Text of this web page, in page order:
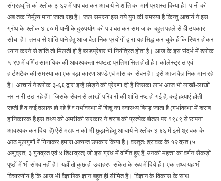
संग्रहवृत्ति को श्लोक ३-६२ में पाप बताकर आचार्य ने शांति का मार्ग प्रशस्त किया है। पानी को
अब तक निर्मूल्य माना जाता रहा है। जल समस्या इस नये युग की समस्या है किन्तु आचार्य ने इस
ग्रंथ के श्लोक ४-८० में पानी के दुरुपयोग को पाप बताकर समाज का बहुत पहले से ही उपकार
सोचा है। तनाव से शांति पाने हेतु आज वैज्ञानिक प्रयोगों द्वारा यह सिद्ध कर चुके हैं कि स्थिर होकर
ध्यान करने से शांति तो मिलती ही है ब्लडप्रेशर भी नियंत्रित होता है। आज के इस संदर्भ में श्लोक
५-९७ में वर्णित सामायिक की आवश्यकता स्पष्टत: प्रतिभासित होती है। कोलेस्ट्राल एवं
हार्टअटैक की समस्या का एक बड़ा कारण अण्डे एवं मांस का सेवन है। इसे आज वैज्ञानिक मान रहे
है। आचार्य ने श्लोक ३-६६ द्वारा इन्हें छोड़ने की प्रेरणा दी है जिसका लाभ आज भी लाखों-लाखों
नर-नारी उठा रहे हैं। जिसके सेवन से लाखों परिवारों की शांति नष्ट हो गई है, कई हत्याएं होती
रहती हैं व कई तलाक हो रहे हैं व गर्भावस्था में शिशु का स्वास्थ्य बिगड़ जाता है (गर्भावस्था में शराब
हानिकारक है इस तथ्य को अमरीकी सरकार ने शराब की प्रत्येक बोतल पर १९८९ से छापना
आवश्यक कर दिया है) ऐसे मद्यपान को भी छुड़ाने हेतु आचार्य ने श्लोक ३-६६ में इसे श्रावक के
आठ मूलगुणों में गिनाकर हमारा अत्यन्त उपकार किया है। वस्तुत: श्रावक के १२ व्रत (५
अणुव्रत, ३ गुणव्रत एवं ४ शिक्षाव्रत) जो इस ग्रंथ में वर्णित हुए हैं, उनकी महत्ता का वर्णन सैकड़ों
पृष्ठों में भी संभव नहीं है। यहाँ तो कुछ ही उदाहरण संकेत के रूप में दिये हैं। एक तथ्य यह भी
विचारणीय है कि आज भी वैज्ञानिक ज्ञान बहुत ही सीमित है। विज्ञान के विकास के साथ